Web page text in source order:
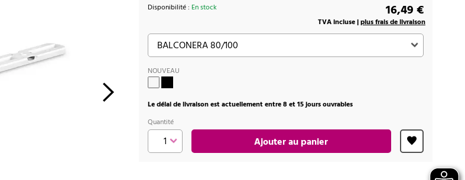
Disponibilité : En stock 16,49 €
TVA incluse |plus frais de livraison
NOUVEAU
Le délai de livraison est actuellement entre 8 et 15 jours ouvrables
Quantité
Ajouter au panier